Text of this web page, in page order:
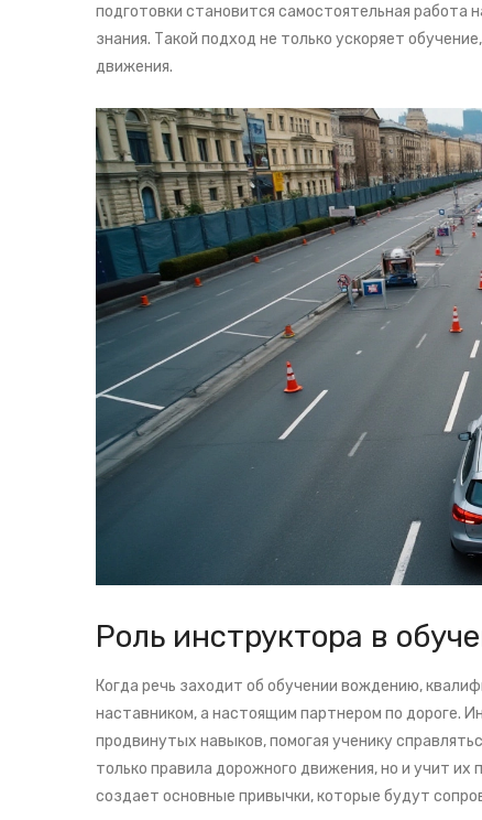
подготовки становится самостоятельная работа
знания. Такой подход не только ускоряет
движения.
Роль инструктора в
Когда речь заходит об обучении вождению,
наставником, а настоящим партнером по дороге.
продвинутых навыков, помогая ученику
только правила дорожного движения, но и учит
создает основные привычки, которые будут